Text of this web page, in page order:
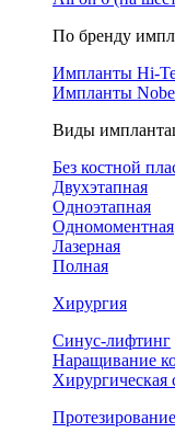
По бренду
Импланты Hi-
Импланты
Виды
Без костной
Двухэтапная
Одноэтапная
Одномоментная
Лазерная
Полная
Хирургия
Синус-лифтинг
Наращивание
Хирургическая
Протезирование